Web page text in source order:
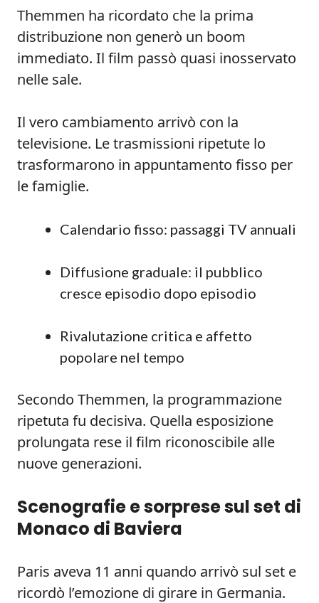
Themmen ha ricordato che la prima
distribuzione non generò un boom
immediato. Il film passò quasi inosservato
nelle sale.
Il vero cambiamento arrivò con la
televisione. Le trasmissioni ripetute lo
trasformarono in appuntamento fisso per
le famiglie.
Calendario fisso: passaggi TV annuali
Diffusione graduale: il pubblico
cresce episodio dopo episodio
Rivalutazione critica e affetto
popolare nel tempo
Secondo Themmen, la programmazione
ripetuta fu decisiva. Quella esposizione
prolungata rese il film riconoscibile alle
nuove generazioni.
Scenografie e sorprese sul set di
Monaco di Baviera
Paris aveva 11 anni quando arrivò sul set e
ricordò l’emozione di girare in Germania.